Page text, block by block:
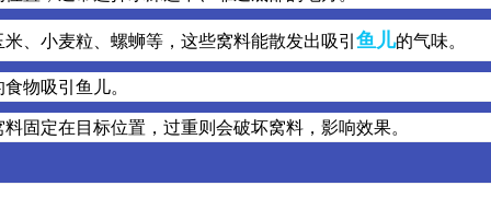
、小麦粒、螺蛳等，这些窝料能散发出吸引鱼儿的气味。
物吸引鱼儿。
固定在目标位置，过重则会破坏窝料，影响效果。